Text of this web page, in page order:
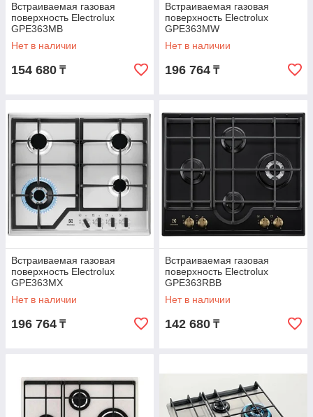
Встраиваемая газовая
поверхность Electrolux
GPE363MB
Нет в наличии
154 680 ₸
Встраиваемая газовая
поверхность Electrolux
GPE363MW
Нет в наличии
196 764 ₸
Встраиваемая газовая
поверхность Electrolux
GPE363MX
Нет в наличии
196 764 ₸
Встраиваемая газовая
поверхность Electrolux
GPE363RBB
Нет в наличии
142 680 ₸